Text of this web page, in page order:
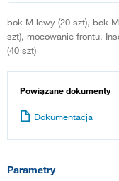
bok M lewy (20 szt), bok
szt), mocowanie frontu,
(40 szt)
Powiązane dokumenty
Dokumentacja
Parametry